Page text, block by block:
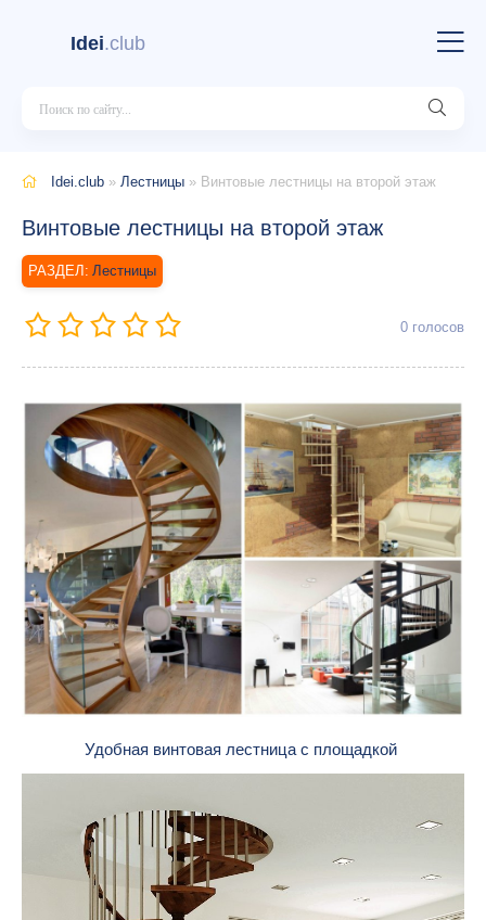
Idei.club
Idei.club » Лестницы » Винтовые лестницы на второй этаж
Винтовые лестницы на второй этаж
Лестницы
0 голосов
Удобная винтовая лестница с площадкой